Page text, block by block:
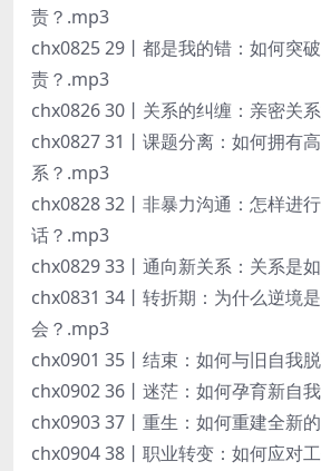
责？.mp3
chx0825 29丨都是我的错：如何突
责？.mp3
chx0826 30丨关系的纠缠：亲密关
chx0827 31丨课题分离：如何拥有
系？.mp3
chx0828 32丨非暴力沟通：怎样进
话？.mp3
chx0829 33丨通向新关系：关系是
chx0831 34丨转折期：为什么逆境
会？.mp3
chx0901 35丨结束：如何与旧自我
chx0902 36丨迷茫：如何孕育新自
chx0903 37丨重生：如何重建全新
chx0904 38丨职业转变：如何应对